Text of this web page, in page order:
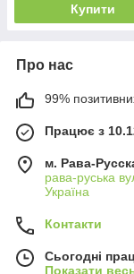
Купити
Про нас
99%
Працює з
м. Рава-
рава-руська
Україна
Контакти
Сьогодні
Показати